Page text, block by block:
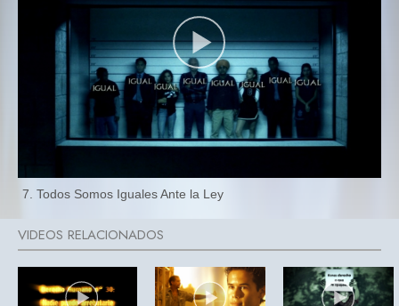
7. Todos Somos Iguales Ante la Ley